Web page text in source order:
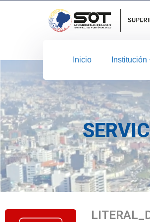
Inicio Institución